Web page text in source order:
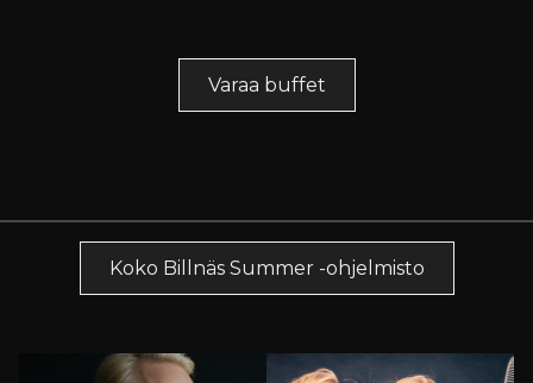
Varaa buffet
Koko Billnäs Summer -ohjelmisto